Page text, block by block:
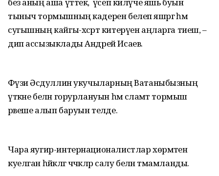
тыныч тормышның кадерен белеп яшәргә һәм
сугышның кайгы-хәсрәт китерүен аңларга тиеш, –
дип ассызыклады Андрей Исаев.
Фәүзи Әсәдуллин укучыларның Ватаныбызның
үткәне белән горурлануын һәм сәламәт тормыш
рәвеше алып баруын теләде.
Чара яугир-интернационалистлар хөрмәтенә
куелган һәйкәлгә чәчәкләр салу белән тәмамланды.